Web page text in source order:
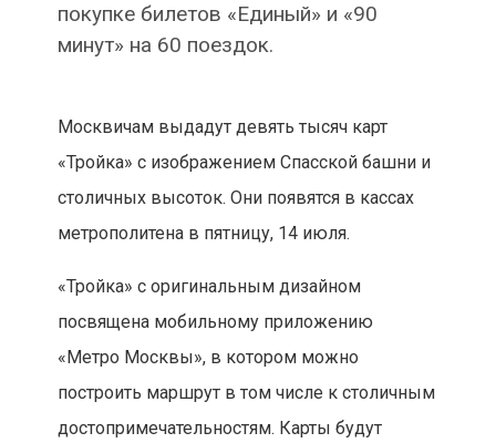
покупке билетов «Единый» и «90
минут» на 60 поездок.
Москвичам выдадут девять тысяч карт
«Тройка» с изображением Спасской башни и
столичных высоток. Они появятся в кассах
метрополитена в пятницу, 14 июля.
«Тройка» с оригинальным дизайном
посвящена мобильному приложению
«Метро Москвы», в котором можно
построить маршрут в том числе к столичным
достопримечательностям. Карты будут